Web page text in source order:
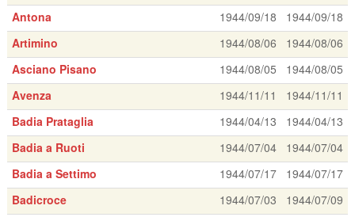
Antona
1944/09/18
1944/09/18
Artimino
1944/08/06
1944/08/06
Asciano Pisano
1944/08/05
1944/08/05
Avenza
1944/11/11
1944/11/11
Badia Prataglia
1944/04/13
1944/04/13
Badia a Ruoti
1944/07/04
1944/07/04
Badia a Settimo
1944/07/17
1944/07/17
Badicroce
1944/07/03
1944/07/09